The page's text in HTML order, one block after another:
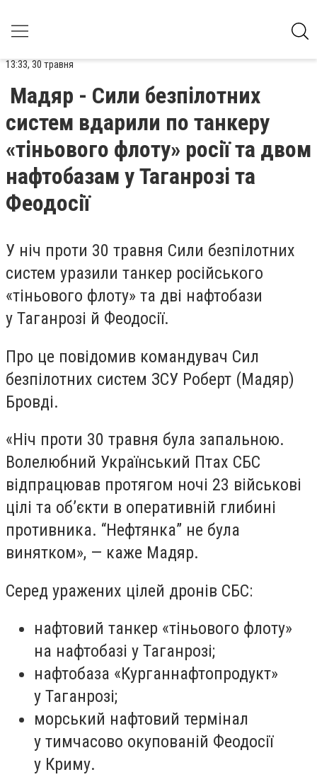
13:33, 30 травня
Мадяр - Сили безпілотних
систем вдарили по танкеру
«тіньового флоту» росії та двом
нафтобазам у Таганрозі та
Феодосії
У ніч проти 30 травня Сили безпілотних
систем уразили танкер російського
«тіньового флоту» та дві нафтобази
у Таганрозі й Феодосії.
Про це повідомив командувач Сил
безпілотних систем ЗСУ Роберт (Мадяр)
Бровді.
«Ніч проти 30 травня була запальною.
Волелюбний Український Птах СБС
відпрацював протягом ночі 23 військові
цілі та обʼєкти в оперативній глибині
противника. “Нефтянка” не була
винятком», — каже Мадяр.
Серед уражених цілей дронів СБС:
нафтовий танкер «тіньового флоту»
на нафтобазі у Таганрозі;
нафтобаза «Курганнафтопродукт»
у Таганрозі;
морський нафтовий термінал
у тимчасово окупованій Феодосії
у Криму.